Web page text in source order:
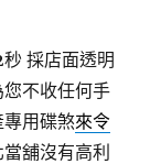
秒 採店面透明
您不收任何手
用碟煞來令
舖沒有高利